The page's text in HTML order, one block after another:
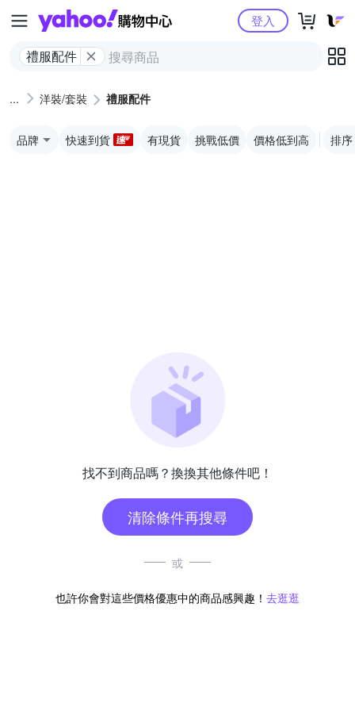
Yahoo購物中心
禮服配件
登入
洋裝/套裝 禮服配件
品牌 快速到貨 有現貨 挑戰低價 價格低到高 排序
找不到商品嗎？換換其他條件吧！
清除條件再搜尋
或
也許你會對這些價格優惠中的商品感興趣！ 去逛逛